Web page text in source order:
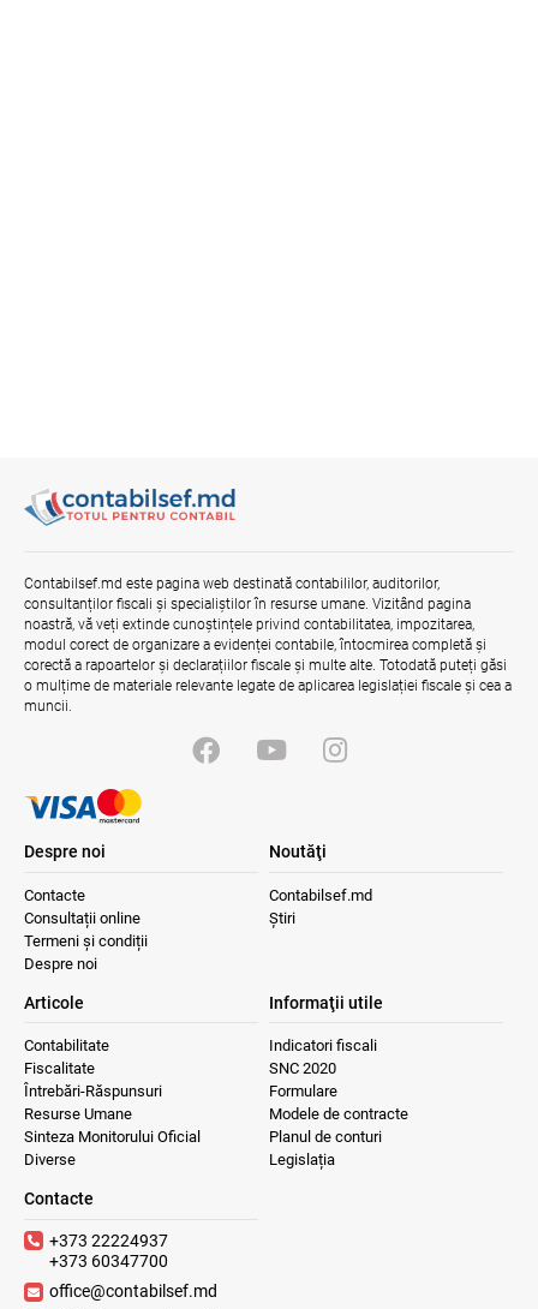
Contabilsef.md este pagina web destinată contabililor, auditorilor,
consultanților fiscali și specialiștilor în resurse umane. Vizitând pagina
noastră, vă veți extinde cunoștințele privind contabilitatea, impozitarea,
modul corect de organizare a evidenței contabile, întocmirea completă și
corectă a rapoartelor și declarațiilor fiscale și multe alte. Totodată puteți găsi
o mulțime de materiale relevante legate de aplicarea legislației fiscale și cea a
muncii.
Despre noi
Contacte
Consultații online
Termeni și condiții
Despre noi
Noutăţi
Contabilsef.md
Știri
Articole
Contabilitate
Fiscalitate
Întrebări-Răspunsuri
Resurse Umane
Sinteza Monitorului Oficial
Diverse
Informaţii utile
Indicatori fiscali
SNC 2020
Formulare
Modele de contracte
Planul de conturi
Legislația
Contacte
+373 22224937
+373 60347700
office@contabilsef.md